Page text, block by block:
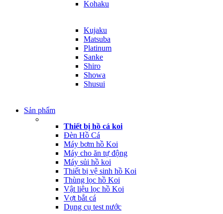
Kohaku
Kujaku
Matsuba
Platinum
Sanke
Shiro
Showa
Shusui
Sản phẩm
Thiết bị hồ cá koi
Đèn Hồ Cá
Máy bơm hồ Koi
Máy cho ăn tự động
Máy sủi hồ koi
Thiết bị vệ sinh hồ Koi
Thùng lọc hồ Koi
Vật liệu lọc hồ Koi
Vợt bắt cá
Dụng cụ test nước